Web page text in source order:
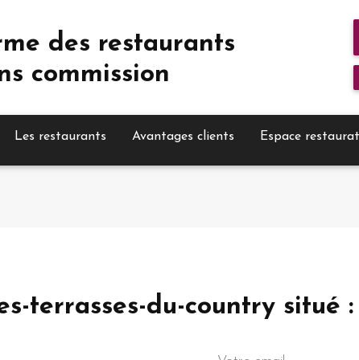
des restaurants
commission
Les restaurants Avantages clients Espace
terrasses-du-country situé